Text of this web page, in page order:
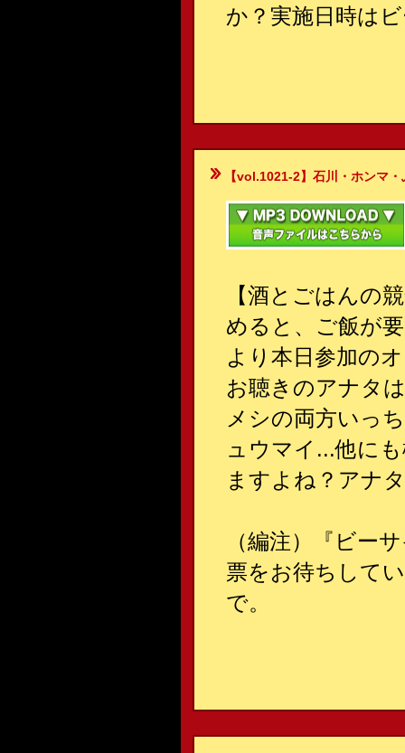
か？実施日時は
【vol.1021-2】石川・ホンマ・
【酒とごはんの
めると、ご飯が
より本日参加の
お聴きのアナタ
メシの両方いっ
ュウマイ...他に
ますよね？アナ
（編注）『ビー
票をお待ちして
で。